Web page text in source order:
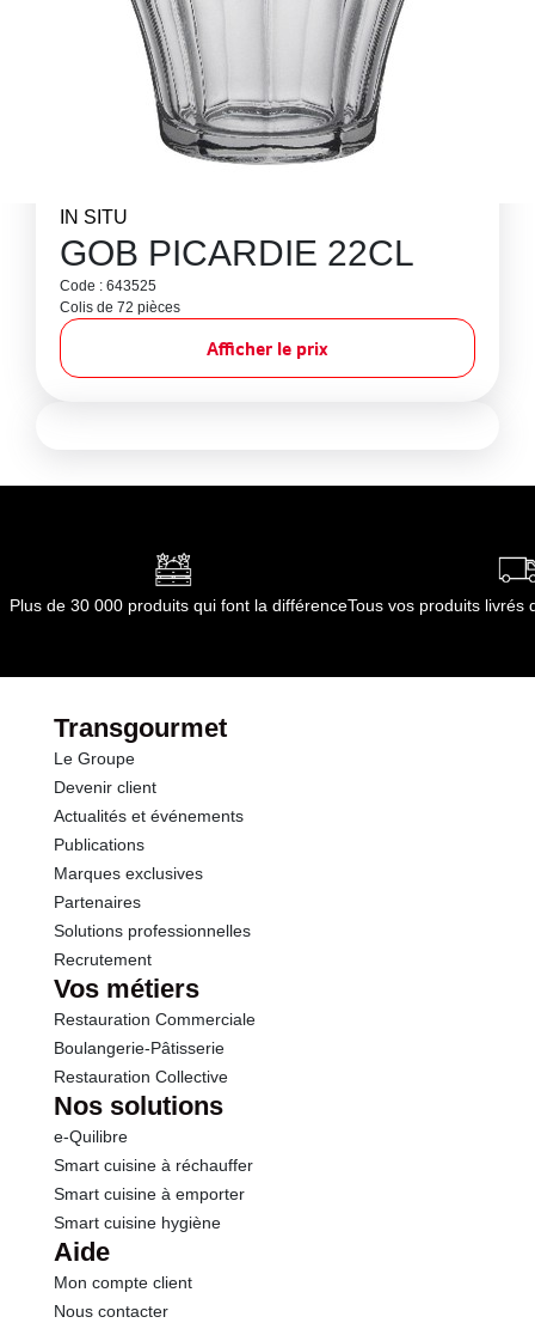
IN SITU
GOB PICARDIE 22CL
Code : 643525
Colis de 72 pièces
Afficher le prix
Plus de 30 000 produits qui font la différenceTous vos produits livrés
Transgourmet
Le Groupe
Devenir client
Actualités et événements
Publications
Marques exclusives
Partenaires
Solutions professionnelles
Recrutement
Vos métiers
Restauration Commerciale
Boulangerie-Pâtisserie
Restauration Collective
Nos solutions
e-Quilibre
Smart cuisine à réchauffer
Smart cuisine à emporter
Smart cuisine hygiène
Aide
Mon compte client
Nous contacter